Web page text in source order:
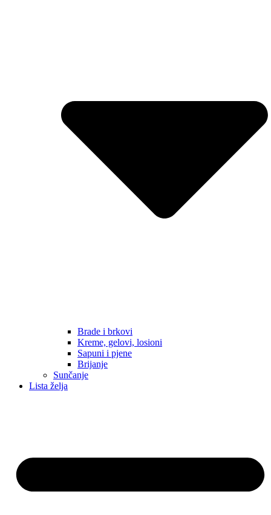
Brade i brkovi
Kreme, gelovi, losioni
Sapuni i pjene
Brijanje
Sunčanje
Lista želja